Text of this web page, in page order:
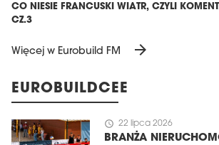
CO NIESIE FRANCUSKI WIATR, CZYLI
CZ.3
Więcej w Eurobuild FM arrow_forward
EUROBUILDCEE
schedule 22 lipca 2026
BRANŻA